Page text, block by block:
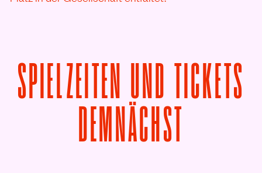
SPIELZEITEN UND TICKETS
DEMNÄCHST